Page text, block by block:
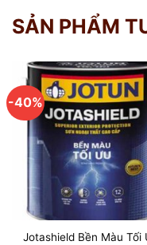
SẢN PHẨM
-40%
Jotashield Bền Màu Tối